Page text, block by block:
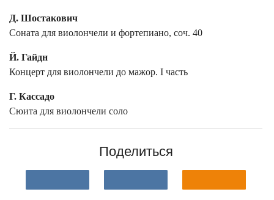
Д. Шостакович
Соната для виолончели и фортепиано, соч. 40
Й. Гайдн
Концерт для виолончели до мажор. I часть
Г. Кассадо
Сюита для виолончели соло
Поделиться